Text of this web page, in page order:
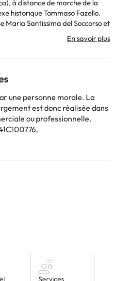
à distance de marche de la
historique Tommaso Fazello.
Maria Santissima del Soccorso et
Avec un toit-terrasse
tels que 'accès Internet
à bagages et des services de
gratuit est servi tous les
chez vous dans 'une des 10
chambres disposent 'un balcon.
permet de rester connecté.
sont équipées 'articles de
auprès de 'établissement.
dont il propose son service
Ces informations
auprès de
par l’hébergement. Si vous
une personne morale. La
est donc réalisée dans
ou professionnelle.